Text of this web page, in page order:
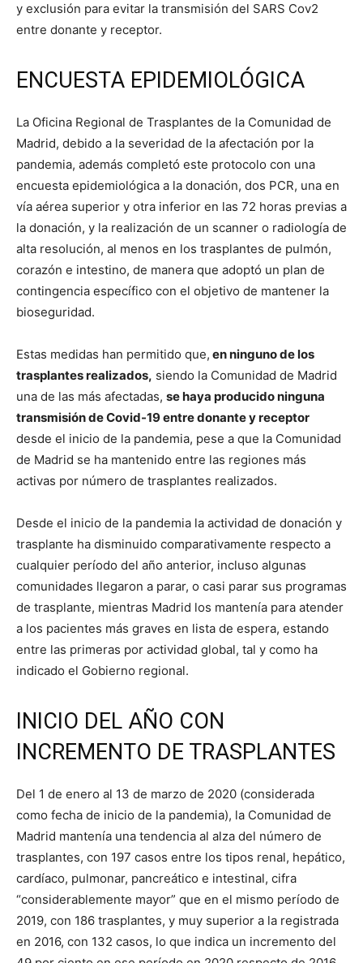
y exclusión para evitar la transmisión del SARS Cov2
entre donante y receptor.
ENCUESTA EPIDEMIOLÓGICA
La Oficina Regional de Trasplantes de la Comunidad de
Madrid, debido a la severidad de la afectación por la
pandemia, además completó este protocolo con una
encuesta epidemiológica a la donación, dos PCR, una en
vía aérea superior y otra inferior en las 72 horas previas a
la donación, y la realización de un scanner o radiología de
alta resolución, al menos en los trasplantes de pulmón,
corazón e intestino, de manera que adoptó un plan de
contingencia específico con el objetivo de mantener la
bioseguridad.
Estas medidas han permitido que, en ninguno de los
trasplantes realizados, siendo la Comunidad de Madrid
una de las más afectadas, se haya producido ninguna
transmisión de Covid-19 entre donante y receptor
desde el inicio de la pandemia, pese a que la Comunidad
de Madrid se ha mantenido entre las regiones más
activas por número de trasplantes realizados.
Desde el inicio de la pandemia la actividad de donación y
trasplante ha disminuido comparativamente respecto a
cualquier período del año anterior, incluso algunas
comunidades llegaron a parar, o casi parar sus programas
de trasplante, mientras Madrid los mantenía para atender
a los pacientes más graves en lista de espera, estando
entre las primeras por actividad global, tal y como ha
indicado el Gobierno regional.
INICIO DEL AÑO CON
INCREMENTO DE TRASPLANTES
Del 1 de enero al 13 de marzo de 2020 (considerada
como fecha de inicio de la pandemia), la Comunidad de
Madrid mantenía una tendencia al alza del número de
trasplantes, con 197 casos entre los tipos renal, hepático,
cardíaco, pulmonar, pancreático e intestinal, cifra
“considerablemente mayor” que en el mismo período de
2019, con 186 trasplantes, y muy superior a la registrada
en 2016, con 132 casos, lo que indica un incremento del